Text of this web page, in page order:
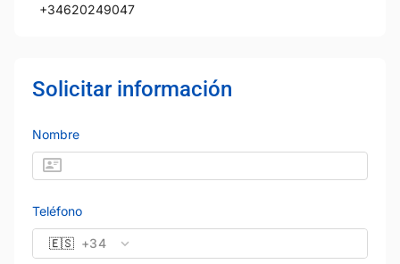
+34620249047
Solicitar información
Nombre
Teléfono
🇪🇸 +34